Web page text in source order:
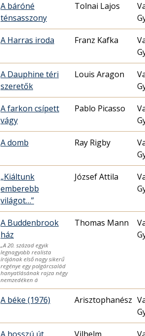
A báróné
ténsasszony
Tolnai Lajos
A Harras iroda Franz Kafka
A Dauphine téri
szeretők
Louis Aragon
A farkon csípett
vágy
Pablo Picasso
A domb Ray Rigby
„Kiáltunk
emberebb
világot…”
József Attila
A Buddenbrook
ház
„A 20. század egyik
legnagyobb realista
írójának első nagy sikerű
regénye egy polgárcsalád
hanyatlásának rajza négy
nemzedéken á
Thomas Mann
A béke (1976)